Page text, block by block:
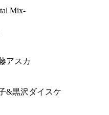
Mix-
アスカ
&黒沢ダイスケ